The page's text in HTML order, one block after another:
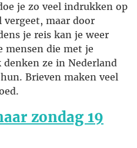
je zo veel indrukken op
maar door
je reis kan je weer
mensen die met je
ze in Nederland
Brieven maken veel
zondag 19